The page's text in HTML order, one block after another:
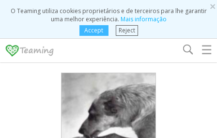
×
O Teaming utiliza cookies proprietários e de terceiros para lhe garantir
uma melhor experiência. Mais informação
Accept
Reject
☰